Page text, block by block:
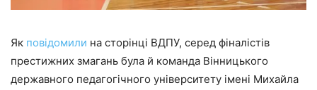
Як повідомили на сторінці ВДПУ, серед фіналістів
престижних змагань була й команда Вінницького
державного педагогічного університету імені Михайла